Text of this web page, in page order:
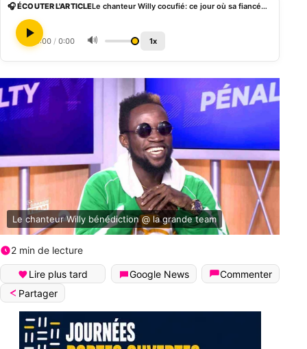
🎧 ÉCOUTER L'ARTICLE Le chanteur Willy cocufié: ce jour où sa fiancée à rencontré un homme plus nantis
0:00 / 0:00 🔊 1x
Le chanteur Willy bénédiction @ la grande team
2 min de lecture
Lire plus tard Google News
Commenter
Partager